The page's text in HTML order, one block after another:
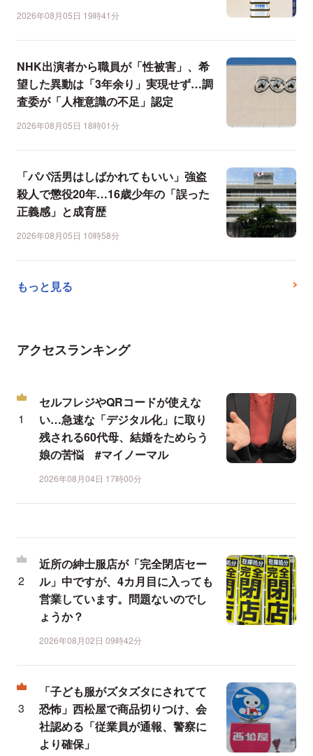
2026年08月05日 19時41分
NHK出演者から職員が「性被害」、希
望した異動は「3年余り」実現せず…調
査委が「人権意識の不足」認定
2026年08月05日 18時01分
「パパ活男はしばかれてもいい」強盗
殺人で懲役20年…16歳少年の「誤った
正義感」と成育歴
2026年08月05日 10時58分
もっと見る
アクセスランキング
セルフレジやQRコードが使えな
い…急速な「デジタル化」に取り
残される60代母、結婚をためらう
娘の苦悩 #マイノーマル
2026年08月04日 17時00分
近所の紳士服店が「完全閉店セー
ル」中ですが、4カ月目に入っても
営業しています。問題ないのでし
ょうか？
2026年08月02日 09時42分
「子ども服がズタズタにされてて
恐怖」西松屋で商品切りつけ、会
社認める「従業員が通報、警察に
より確保」